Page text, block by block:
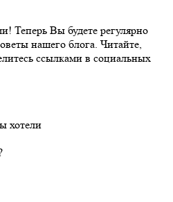
Теперь Вы будете регулярно
нашего блога. Читайте,
ссылками в социальных
хотели